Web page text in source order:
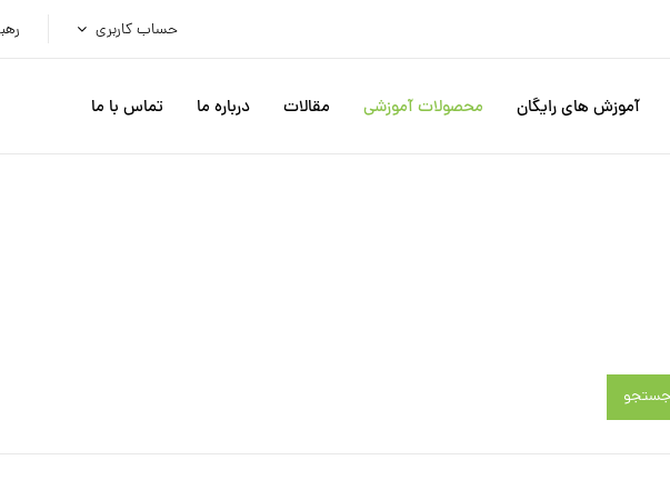
حساب کاربری
آموزش های رایگان محصولات آموزشی مقالات درباره ما تماس با ما
جستجو